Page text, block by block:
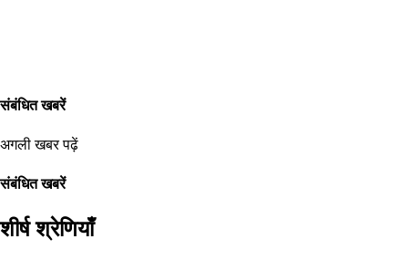
संबंधित खबरें
अगली खबर पढ़ें
संबंधित खबरें
शीर्ष श्रेणियाँ